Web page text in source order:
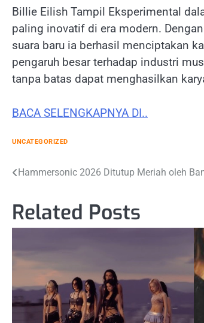
Billie Eilish Tampil Eksperimental
paling inovatif di era modern.
suara baru ia berhasil menciptakan
pengaruh besar terhadap industri
tanpa batas dapat menghasilkan
BACA SELENGKAPNYA DI..
UNCATEGORIZED
Post
Hammersonic 2026 Ditutup Meriah oleh
Related Posts